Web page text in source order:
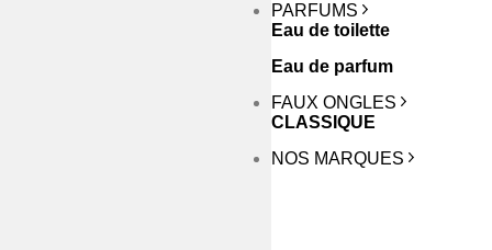
PARFUMS
Eau de toilette
Eau de parfum
FAUX ONGLES
CLASSIQUE
NOS MARQUES